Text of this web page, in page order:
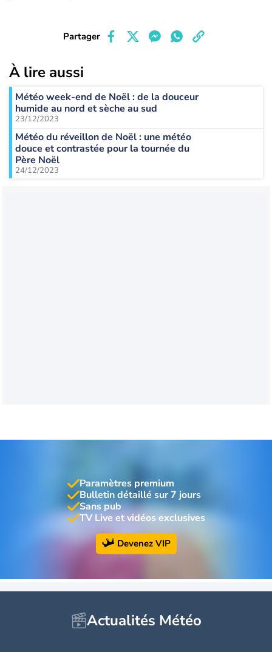
Partager
À lire aussi
Météo week-end de Noël : de la douceur
humide au nord et sèche au sud
23/12/2023
Météo du réveillon de Noël : une météo
douce et contrastée pour la tournée du
Père Noël
24/12/2023
Paramètres premium
Bulletin détaillé sur 7 jours
Sans pub
TV Live et vidéos exclusives
Devenez VIP
Actualités Météo